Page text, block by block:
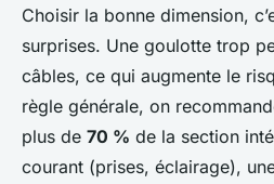
Choisir la bonne dimension,
surprises. Une goulotte trop
câbles, ce qui augmente le
règle générale, on
plus de 70 % de la section
courant (prises, éclairage),